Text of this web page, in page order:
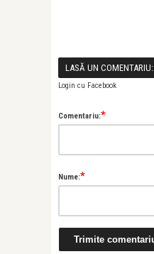
LASĂ UN COMENTARIU:
Login cu Facebook
Comentariu:*
Nume:*